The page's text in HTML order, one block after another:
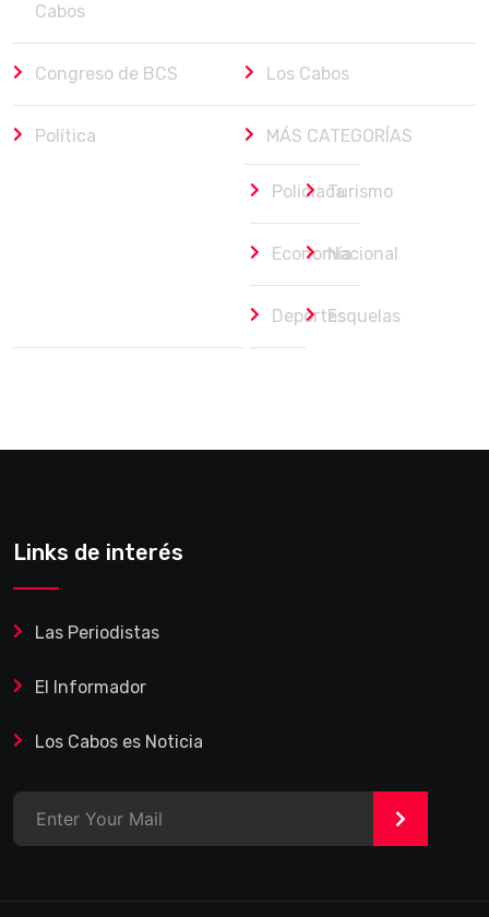
Cabos
Congreso de BCS Los Cabos
Política MÁS CATEGORÍAS
PoliciacaTurismo
EconomíaNacional
DeportesEsquelas
Links de interés
Las Periodistas
El Informador
Los Cabos es Noticia
>